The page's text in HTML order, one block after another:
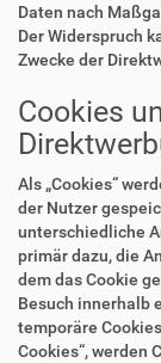
Daten nach
Der Widerspruch
Zwecke der
Cookies
Als „Cookies“
der Nutzer
unterschiedliche
primär dazu, die
dem das Cookie
Besuch innerhalb
temporäre
Cookies“, werden